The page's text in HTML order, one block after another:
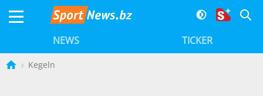
NEWS TICKER
Kegeln